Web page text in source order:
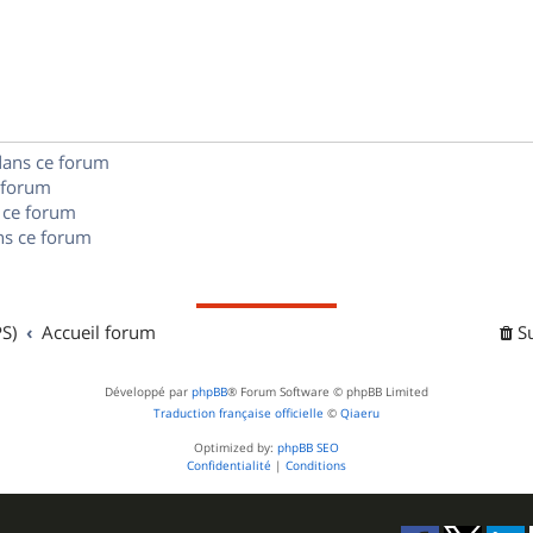
e
ce forum
forum
ce forum
Accueil forum
Développé par phpBB® Forum Software © phpBB Limited
Traduction française officielle © Qiaeru
Optimized by: phpBB SEO
Confidentialité | Conditions